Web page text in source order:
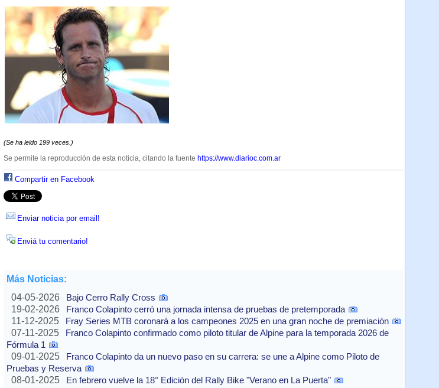
(Se ha leido 199 veces.)
Se permite la reproducción de esta noticia, citando la fuente https://www.diarioc.com.ar
Compartir en Facebook
Enviar noticia por email!
Enviá tu comentario!
Más Noticias:
04-05-2026
Bajo Cerro Rally Cross
19-02-2026
Franco Colapinto cerró una jornada intensa de pruebas de pretemporada
11-12-2025
Fray Series MTB coronará a los campeones 2025 en una gran noche de premiación
07-11-2025
Franco Colapinto confirmado como piloto titular de Alpine para la temporada 2026 de
Fórmula 1
09-01-2025
Franco Colapinto da un nuevo paso en su carrera: se une a Alpine como Piloto de
Pruebas y Reserva
08-01-2025
En febrero vuelve la 18° Edición del Rally Bike "Verano en La Puerta"